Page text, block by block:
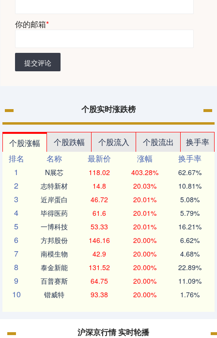
你的邮箱*
提交评论
个股实时涨跌榜
个股涨幅 个股跌幅 个股流入 个股流出
换手率
排名
名称 最新价 涨幅
换手率
1
N展芯 118.02 403.28% 62.67%
2 志特新材 14.8 20.03% 10.81%
3 近岸蛋白 46.72 20.01% 5.08%
4 毕得医药 61.6 20.01% 5.79%
5 一博科技 53.33 20.01% 16.21%
6 方邦股份 146.16 20.00% 6.62%
7 南模生物 42.9 20.00% 4.68%
8 泰金新能 131.52 20.00% 22.89%
9 百普赛斯 64.75 20.00% 11.09%
10 锴威特 93.38 20.00% 1.76%
沪深京行情 实时轮播